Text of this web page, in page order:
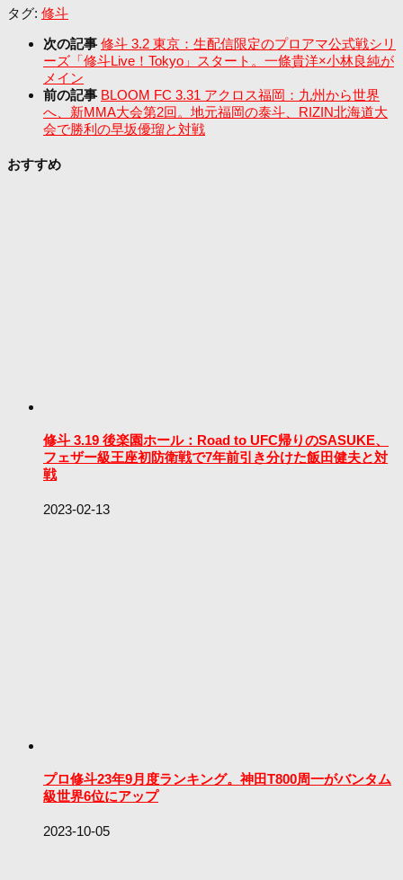
タグ: 修斗
次の記事 修斗 3.2 東京：生配信限定のプロアマ公式戦シリ
ーズ「修斗Live！Tokyo」スタート。一條貴洋×小林良純が
メイン
前の記事 BLOOM FC 3.31 アクロス福岡：九州から世界
へ、新MMA大会第2回。地元福岡の泰斗、RIZIN北海道大
会で勝利の早坂優瑠と対戦
おすすめ
修斗 3.19 後楽園ホール：Road to UFC帰りのSASUKE、
フェザー級王座初防衛戦で7年前引き分けた飯田健夫と対
戦
2023-02-13
プロ修斗23年9月度ランキング。神田T800周一がバンタム
級世界6位にアップ
2023-10-05